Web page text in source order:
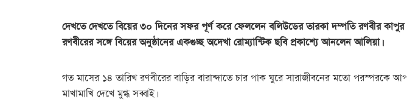
দেখতে দেখতে বিয়ের ৩০ দিনের সফর পূর্ণ করে ফেললেন বলিউডের তারকা দম্পতি রণবীর
রণবীরের সঙ্গে বিয়ের অনুষ্ঠানের একগুচ্ছ অদেখা রোম্যান্টিক ছবি প্রকাশ্যে আনলেন আলিয়া।
গত মাসের ১৪ তারিখ রণবীরের বাড়ির বারান্দাতে চার পাক ঘুরে সারাজীবনের মতো পরস্পরকে
মাখামাখি দেখে মুগ্ধ সব্বাই।